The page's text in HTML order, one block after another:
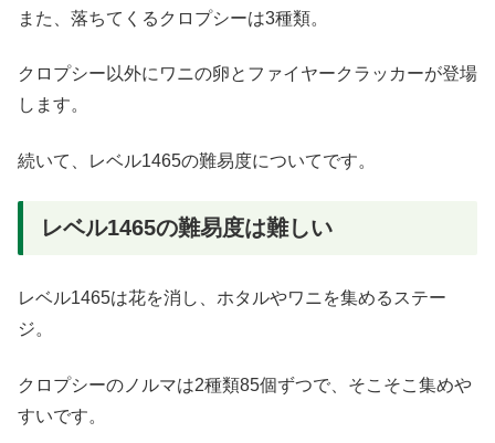
また、落ちてくるクロプシーは3種類。
クロプシー以外にワニの卵とファイヤークラッカーが登場
します。
続いて、レベル1465の難易度についてです。
レベル1465の難易度は難しい
レベル1465は花を消し、ホタルやワニを集めるステー
ジ。
クロプシーのノルマは2種類85個ずつで、そこそこ集めや
すいです。